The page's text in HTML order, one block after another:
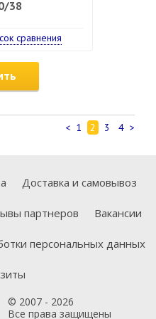
38
сравнения
< 1 2 3 4 >
Доставка и самовывоз
партнеров Вакансии
персональных данных
© 2007 - 2026
Все права защищены